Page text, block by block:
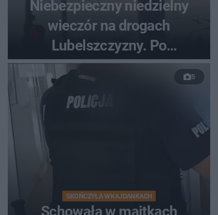
Niebezpieczny niedzielny
wieczór na drogach
Lubelszczyzny. Po
nieudanym manewrze
wyprzedzania zginął
kierowca auta
5
SKOŃCZYŁA W KAJDANKACH
Schowała w majtkach